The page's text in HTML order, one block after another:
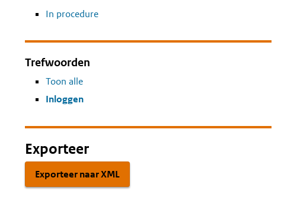
In procedure
Trefwoorden
Toon alle
Inloggen
Exporteer
Exporteer naar XML